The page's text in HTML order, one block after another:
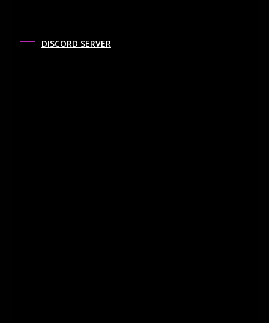
DISCORD SERVER